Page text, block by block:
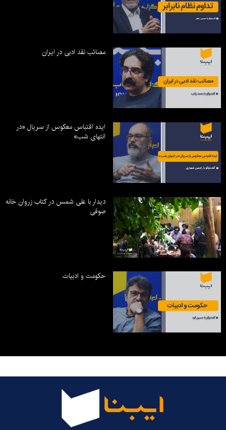
مصائب نقد ادبی در ایران
ایده اقتباس معکوس از سریال «در
انتهای شب»
دیدار با علی شمس در کتاب زروان خانه
صوفی
حکومت و ادبیات